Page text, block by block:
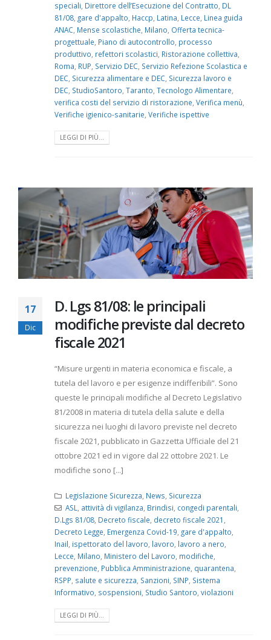
speciali, Direttore dell’Esecuzione del Contratto, DL
81/08, gare d'appalto, Haccp, Latina, Lecce, Linea guida
ANAC, Mense scolastiche, Milano, Offerta tecnica-
progettuale, Piano di autocontrollo, processo
produttivo, refettori scolastici, Ristorazione collettiva,
Roma, RUP, Servizio DEC, Servizio Refezione Scolastica e
DEC, Sicurezza alimentare e DEC, Sicurezza lavoro e
DEC, StudioSantoro, Taranto, Tecnologo Alimentare,
verifica costi del servizio di ristorazione, Verifica menù,
Verifiche igienico-sanitarie, Verifiche ispettive
LEGGI DI PIÙ...
17
Dic
D. Lgs 81/08: le principali
modifiche previste dal decreto
fiscale 2021
“Misure urgenti in materia economica e fiscale, a
tutela del lavoro e per esigenze indifferibili”. Sono
queste le principali modifiche al Decreto Legislativo
81/2008 in materia di tutela della salute e della
sicurezza nei luoghi di lavoro previste nel decreto
fiscale 2021, pubblicato in Gazzetta Ufficiale del 21
ottobre 2021 ed in vigore dal 22 ottobre 2021. Le
modifiche sono [...]
Legislazione Sicurezza, News, Sicurezza
ASL, attività di vigilanza, Brindisi, congedi parentali,
D.Lgs 81/08, Decreto fiscale, decreto fiscale 2021 ,
Decreto Legge, Emergenza Covid-19, gare d'appalto,
Inail, ispettorato del lavoro, lavoro, lavoro a nero,
Lecce, Milano, Ministero del Lavoro, modifiche,
prevenzione, Pubblica Amministrazione, quarantena,
RSPP, salute e sicurezza, Sanzioni, SINP, Sistema
Informativo, sospensioni, Studio Santoro, violazioni
LEGGI DI PIÙ...